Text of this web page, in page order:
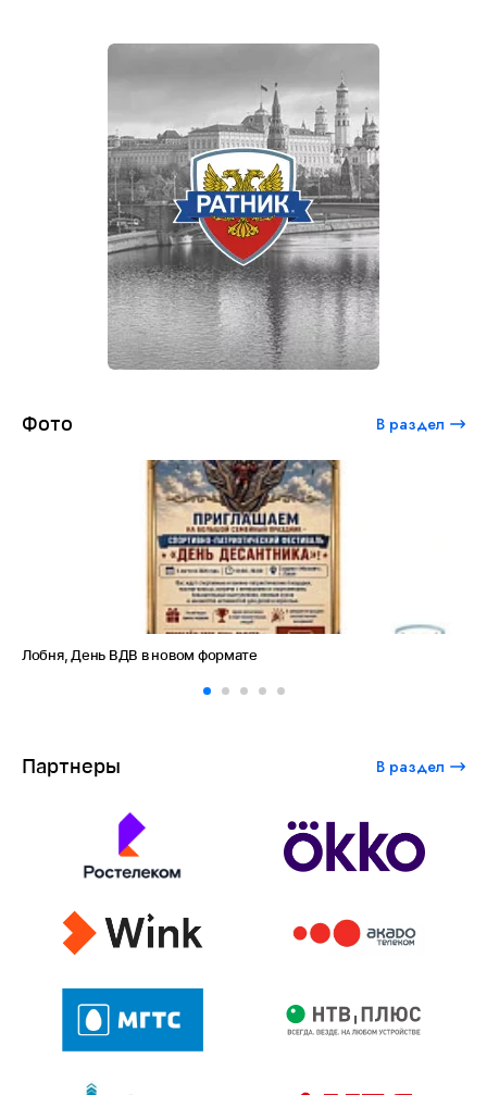
Фото В раздел
Лобня, День ВДВ в новом формате
Партнеры В раздел